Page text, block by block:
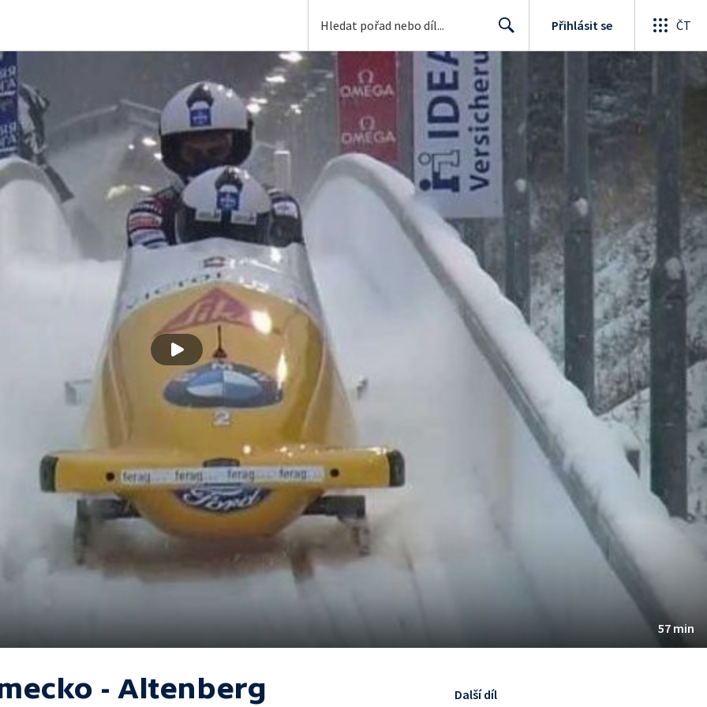
Search
Přihlásit se ČT
57 min
- Altenberg Další díl